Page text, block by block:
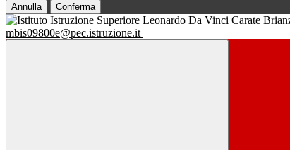
Annulla Conferma
mbis09800e@pec.istruzione.it